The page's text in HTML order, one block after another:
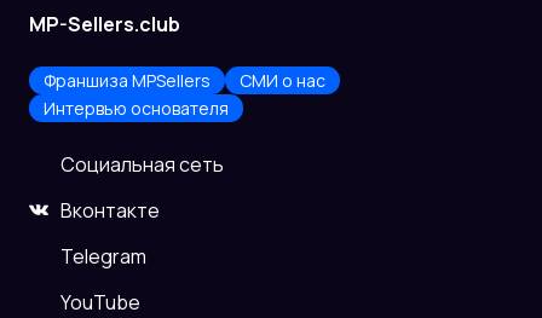
MP-Sellers.club
Франшиза MPSellers
СМИ о нас
Интервью основателя
Cоциальная сеть
Вконтакте
Telegram
YouTube